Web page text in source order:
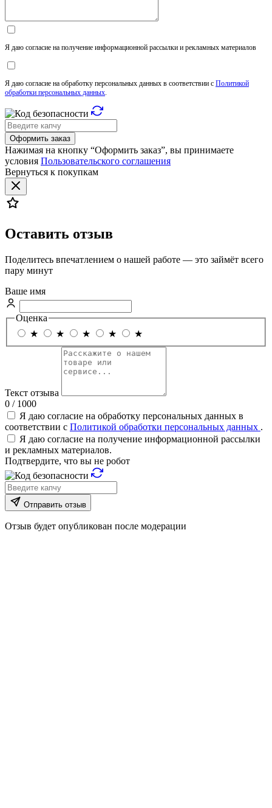
Я даю согласие на получение информационной рассылки и рекламных материалов
Я даю согласие на обработку персональных данных в соответствии с Политикой
обработки персональных данных.
Оформить заказ
Нажимая на кнопку “Оформить заказ”, вы принимаете
условия Пользовательского соглашения
Вернуться к покупкам
Оставить отзыв
Поделитесь впечатлением о нашей работе — это займёт всего
пару минут
Ваше имя
Оценка
★
★ ★ ★ ★
Текст отзыва
0 / 1000
Я даю согласие на обработку персональных данных в
соответствии с Политикой обработки персональных данных .
Я даю согласие на получение информационной рассылки
и рекламных материалов.
Подтвердите, что вы не робот
Отправить отзыв
Отзыв будет опубликован после модерации